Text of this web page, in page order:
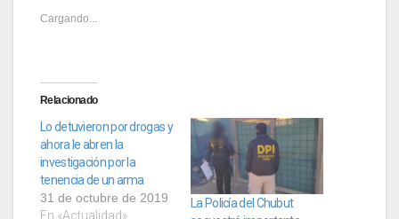
Cargando...
Relacionado
Lo detuvieron por drogas y
ahora le abren la
investigación por la
tenencia de un arma
31 de octubre de 2019
En «Actualidad»
La Policía del Chubut